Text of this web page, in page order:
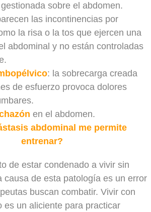
sobre el abdomen.
las incontinencias por
la risa o la tos que ejercen una
abdominal y no están controladas
: la sobrecarga creada
de esfuerzo provoca dolores
en el abdomen.
abdominal me permite
entrenar?
de estar condenado a vivir sin
causa de esta patología es un error
buscan combatir. Vivir con
es un aliciente para practicar